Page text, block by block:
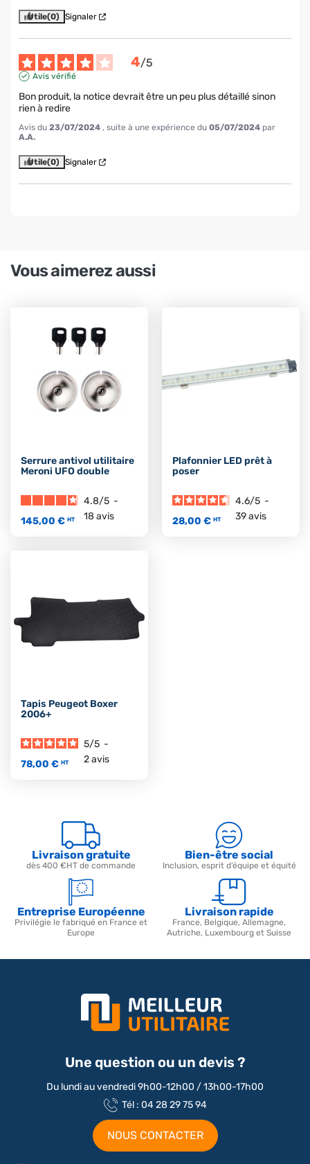
Utile(0) Signaler
4/5
Avis vérifié
Bon produit, la notice devrait être un peu plus détaillé sinon
rien à redire
Avis du 23/07/2024 , suite à une expérience du 05/07/2024 par
A.A.
Utile(0) Signaler
Vous aimerez aussi
Serrure antivol utilitaire
Meroni UFO double
4.8/5 -
18 avis
145,00 € HT
Plafonnier LED prêt à
poser
4.6/5 -
39avis
28,00 € HT
Tapis Peugeot Boxer
2006+
5/5 -
2avis
78,00 € HT
Livraison gratuite
dès 400 €HT de commande
Bien-être social
Inclusion, esprit d’équipe et équité
Entreprise Européenne
Privilégie le fabriqué en France et
Europe
Livraison rapide
France, Belgique, Allemagne,
Autriche, Luxembourg et Suisse
Une question ou un devis ?
Du lundi au vendredi 9h00-12h00 / 13h00-17h00
Tél : 04 28 29 75 94
NOUS CONTACTER